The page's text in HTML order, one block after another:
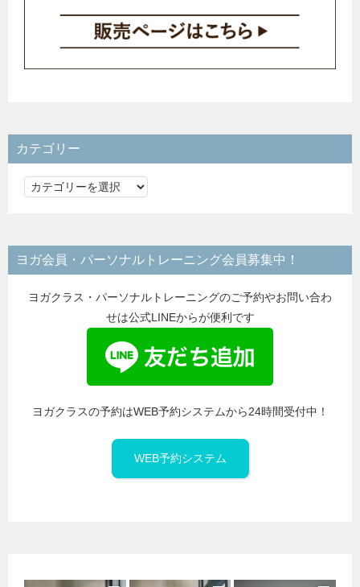
カテゴリー
カ
リ
ー
ヨガ会員・パーソナルトレーニング会員募集中！
ヨガクラス・パーソナルトレーニングのご予約やお問い合わ
せは公式LINEからが便利です
ヨガクラスの予約はWEB予約システムから24時間受付中！
WEB予約システム